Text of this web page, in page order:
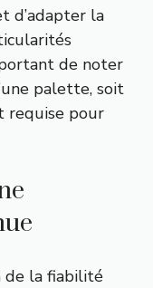
d’adapter la
de noter
palette, soit
requise pour
de la fiabilité